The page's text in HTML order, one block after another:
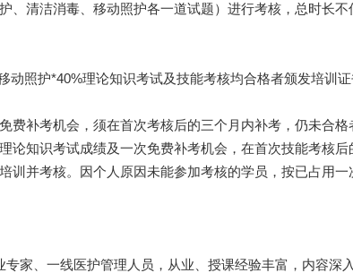
清洁消毒、移动照护各一道试题）进行考核，总时长不
照护*40%理论知识考试及技能考核均合格者颁发培训证
补考机会，须在首次考核后的三个月内补考，仍未合格
论知识考试成绩及一次免费补考机会，在首次技能考核
训并考核。因个人原因未能参加考核的学员，按已占用一
、一线医护管理人员，从业、授课经验丰富，内容深入